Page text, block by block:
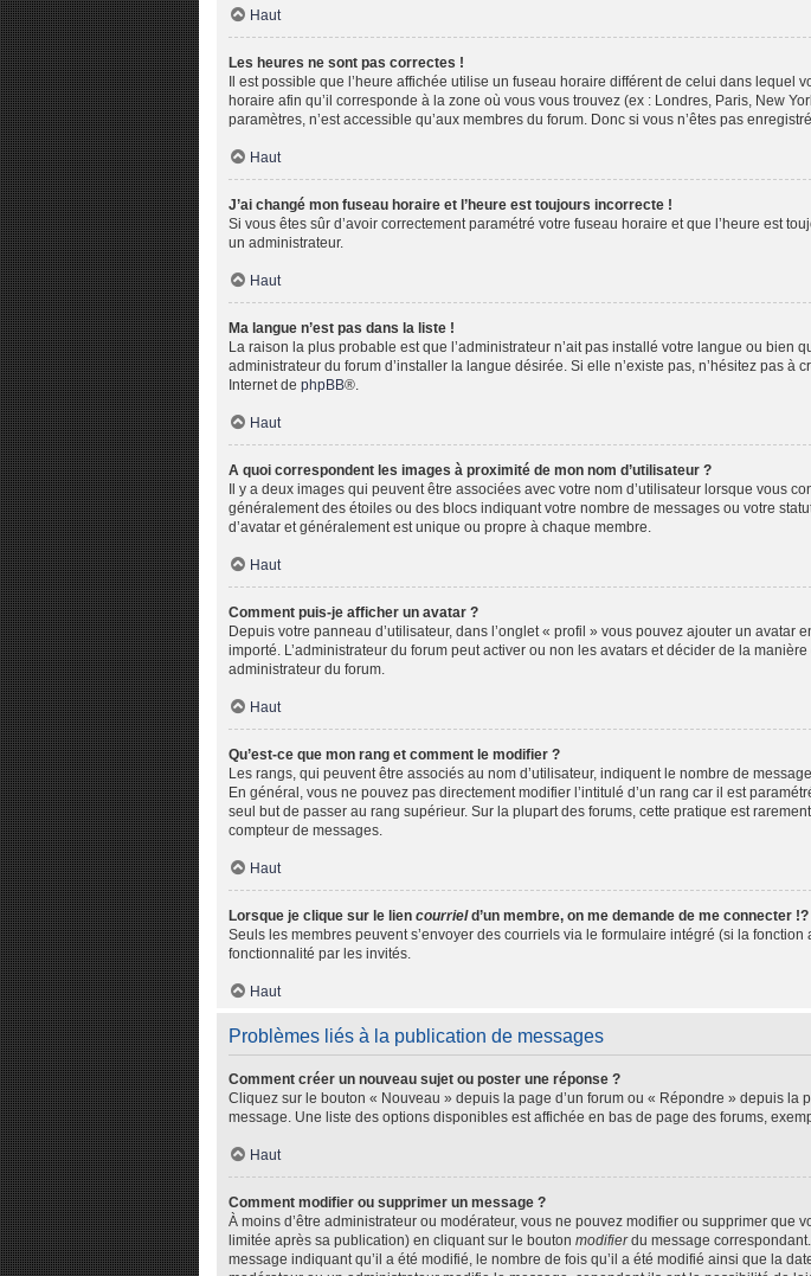
Haut
Les heures ne sont pas correctes !
Il est possible que l’heure affichée utilise un fuseau horaire différent de celui dans lequel
horaire afin qu’il corresponde à la zone où vous vous trouvez (ex : Londres, Paris, New
paramètres, n’est accessible qu’aux membres du forum. Donc si vous n’êtes pas
Haut
J’ai changé mon fuseau horaire et l’heure est toujours incorrecte !
Si vous êtes sûr d’avoir correctement paramétré votre fuseau horaire et que l’heure est
un administrateur.
Haut
Ma langue n’est pas dans la liste !
La raison la plus probable est que l’administrateur n’ait pas installé votre langue ou
administrateur du forum d’installer la langue désirée. Si elle n’existe pas, n’hésitez pas
Internet de phpBB®.
Haut
A quoi correspondent les images à proximité de mon nom d’utilisateur ?
Il y a deux images qui peuvent être associées avec votre nom d’utilisateur lorsque vous
généralement des étoiles ou des blocs indiquant votre nombre de messages ou votre
d’avatar et généralement est unique ou propre à chaque membre.
Haut
Comment puis-je afficher un avatar ?
Depuis votre panneau d’utilisateur, dans l’onglet « profil » vous pouvez ajouter un avatar
importé. L’administrateur du forum peut activer ou non les avatars et décider de la
administrateur du forum.
Haut
Qu’est-ce que mon rang et comment le modifier ?
Les rangs, qui peuvent être associés au nom d’utilisateur, indiquent le nombre de
En général, vous ne pouvez pas directement modifier l’intitulé d’un rang car il est
seul but de passer au rang supérieur. Sur la plupart des forums, cette pratique est
compteur de messages.
Haut
Lorsque je clique sur le lien courrield’un membre, on me demande de me connecter !?
Seuls les membres peuvent s’envoyer des courriels via le formulaire intégré (si la
fonctionnalité par les invités.
Haut
Problèmes liés à la publication de messages
Comment créer un nouveau sujet ou poster une réponse ?
Cliquez sur le bouton « Nouveau » depuis la page d’un forum ou « Répondre » depuis la
message. Une liste des options disponibles est affichée en bas de page des forums,
Haut
Comment modifier ou supprimer un message ?
À moins d’être administrateur ou modérateur, vous ne pouvez modifier ou supprimer
limitée après sa publication) en cliquant sur le bouton modifierdu message
message indiquant qu’il a été modifié, le nombre de fois qu’il a été modifié ainsi que la